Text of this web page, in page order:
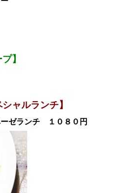
】
ャルランチ】
ゼランチ １０８０円